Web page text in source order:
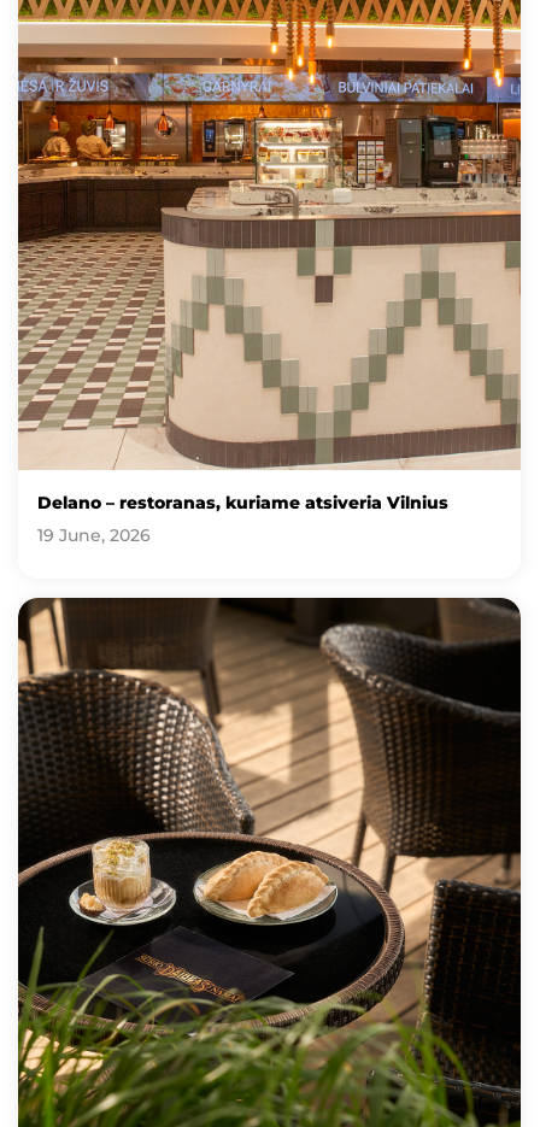
Delano – restoranas, kuriame atsiveria Vilnius
19 June, 2026